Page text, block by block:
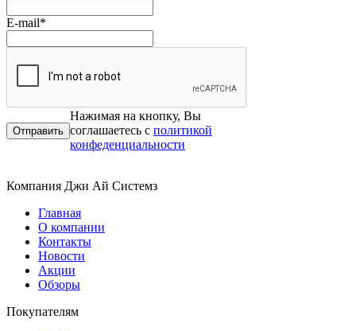
E-mail*
Нажимая на кнопку, Вы
соглашаетесь с политикой
конфеденциальности
Компания Джи Ай Системз
Главная
О компании
Контакты
Новости
Акции
Обзоры
Покупателям